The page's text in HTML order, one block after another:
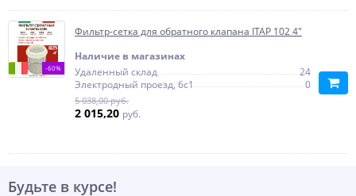
-60%
Фильтр-сетка для обратного клапана ITAP 102 4"
Наличие в магазинах
Удаленный склад
24
Электродный проезд, 6с1
0
5 038,00 руб.
2 015,20 руб.
Будьте в курсе!